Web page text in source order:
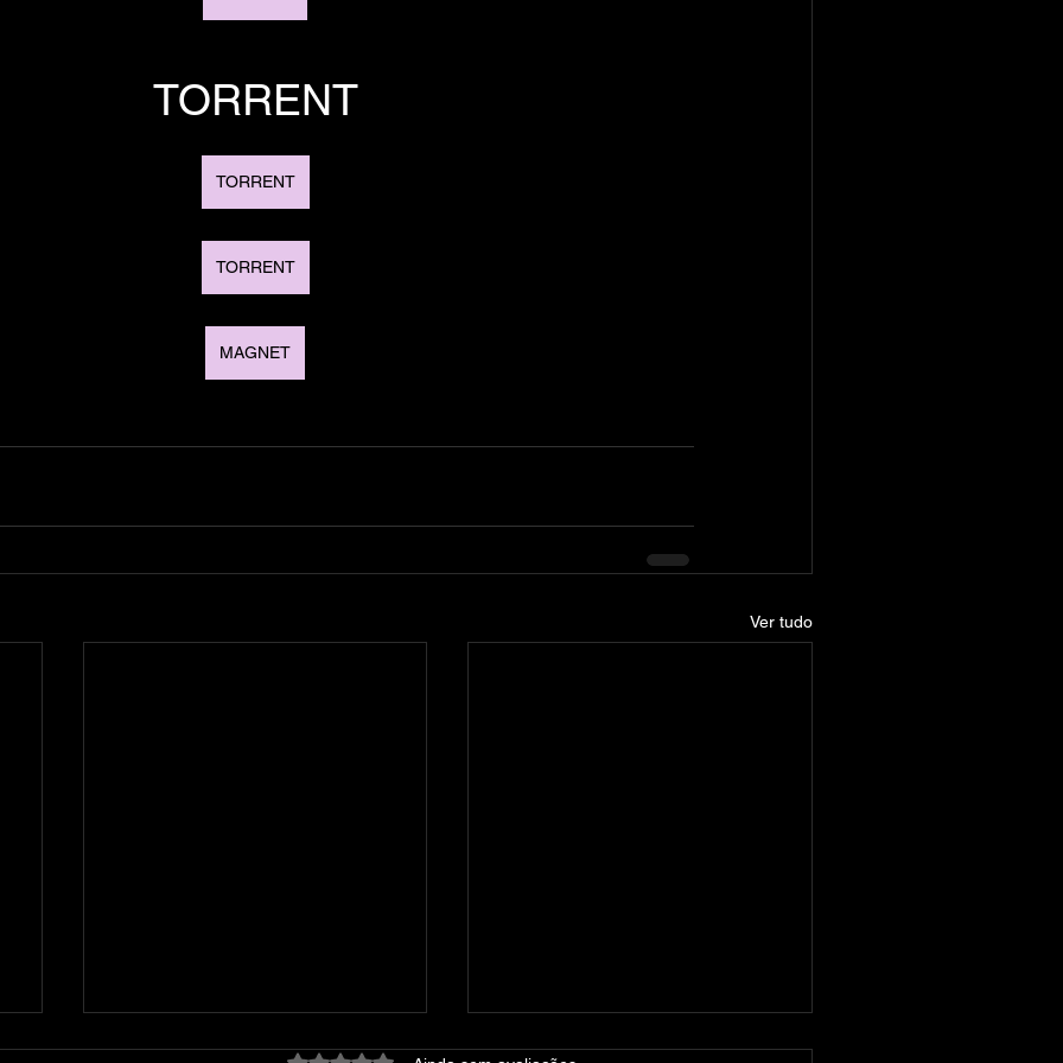
TORRENT
TORRENT
TORRENT
MAGNET
Ver tudo